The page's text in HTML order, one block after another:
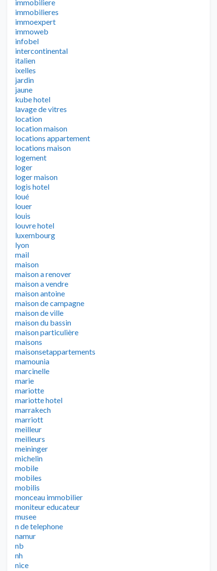
immobiliere
immobilieres
immoexpert
immoweb
infobel
intercontinental
italien
ixelles
jardin
jaune
kube hotel
lavage de vitres
location
location maison
locations appartement
locations maison
logement
loger
loger maison
logis hotel
loué
louer
louis
louvre hotel
luxembourg
lyon
mail
maison
maison a renover
maison a vendre
maison antoine
maison de campagne
maison de ville
maison du bassin
maison particulière
maisons
maisonsetappartements
mamounia
marcinelle
marie
mariotte
mariotte hotel
marrakech
marriott
meilleur
meilleurs
meininger
michelin
mobile
mobiles
mobilis
monceau immobilier
moniteur educateur
musee
n de telephone
namur
nb
nh
nice